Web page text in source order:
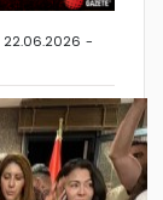
22.06.2026 -